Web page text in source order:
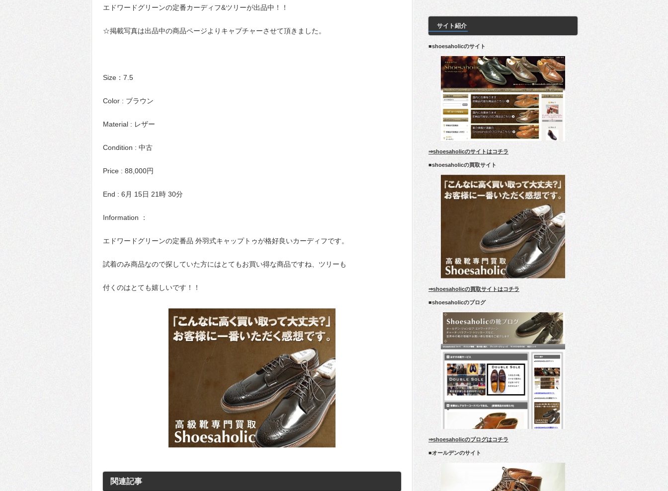
エドワードグリーンの定番カーディフ&ツリーが出品中！！
☆掲載写真は出品中の商品ページよりキャプチャーさせて頂きました。
Size：7.5
Color : ブラウン
Material : レザー
Condition : 中古
Price : 88,000円
End : 6月 15日 21時 30分
Information ：
エドワードグリーンの定番品 外羽式キャップトゥが格好良いカーディフです。
試着のみ商品なので探していた方にはとてもお買い得な商品ですね、ツリーも
付くのはとても嬉しいです！！
関連記事
サイト紹介
■shoesaholicのサイト
⇒shoesaholicのサイトはコチラ
■shoesaholicの買取サイト
⇒shoesaholicの買取サイトはコチラ
■shoesaholicのブログ
⇒shoesaholicのブログはコチラ
■オールデンのサイト